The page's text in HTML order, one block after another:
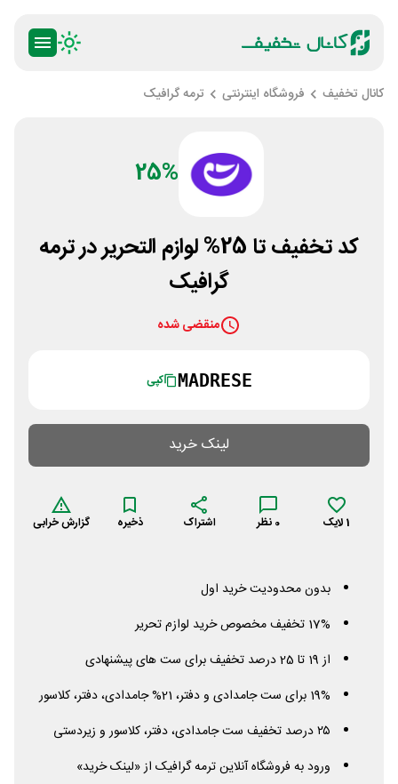
کانال تخفیف فروشگاه اینترنتی ترمه گرافیک
25%
کد تخفیف تا 25% لوازم التحریر در ترمه
گرافیک
منقضی شده
MADRESE کپی
لینک خرید
1لایک 0 نظر اشتراک ذخیره گزارش خرابی
بدون محدودیت خرید اول
17% تخفیف مخصوص خرید لوازم تحریر
از 19 تا 25 درصد تخفیف برای ست های پیشنهادی
19% برای ست جامدادی و دفتر، 21% جامدادی، دفتر، کلاسور
۲۵ درصد تخفیف ست جامدادی، دفتر، کلاسور و زیردستی
ورود به فروشگاه آنلاین ترمه گرافیک از «لینک خرید»